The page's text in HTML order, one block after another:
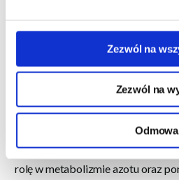
Zezwól na
Zezwól na
Odmowa
L-Glutamina jest aminokwasem nie
warunkowo niezbędnym w
Jej zasadnicza funkcja polega na
procesie glukoneogenezy,
również prekursorem ornityny i w
rolę w metabolizmie azotu oraz